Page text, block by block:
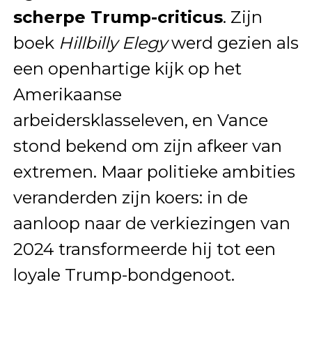
scherpe Trump-criticus. Zijn
boek Hillbilly Elegywerd gezien als
een openhartige kijk op het
Amerikaanse
arbeidersklasseleven, en Vance
stond bekend om zijn afkeer van
extremen. Maar politieke ambities
veranderden zijn koers: in de
aanloop naar de verkiezingen van
2024 transformeerde hij tot een
loyale Trump-bondgenoot.